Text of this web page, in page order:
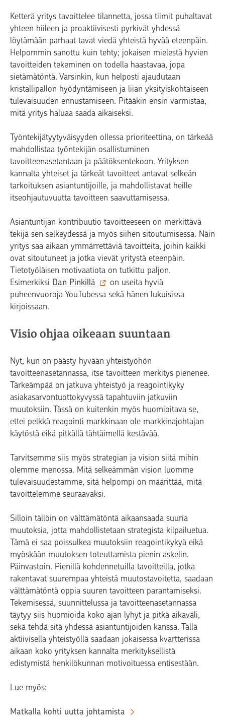
Ketterä yritys tavoittelee tilannetta, jossa tiimit puhaltavat
yhteen hiileen ja proaktiivisesti pyrkivät yhdessä
löytämään parhaat tavat viedä yhteistä hyvää eteenpäin.
Helpommin sanottu kuin tehty; jokaisen mielestä hyvien
tavoitteiden tekeminen on todella haastavaa, jopa
sietämätöntä. Varsinkin, kun helposti ajaudutaan
kristallipallon hyödyntämiseen ja liian yksityiskohtaiseen
tulevaisuuden ennustamiseen. Pitääkin ensin varmistaa,
mitä yritys haluaa saada aikaiseksi.
Työntekijätyytyväisyyden ollessa prioriteettina, on tärkeää
mahdollistaa työntekijän osallistuminen
tavoitteenasetantaan ja päätöksentekoon. Yrityksen
kannalta yhteiset ja tärkeät tavoitteet antavat selkeän
tarkoituksen asiantuntijoille, ja mahdollistavat heille
itseohjautuvuutta tavoitteen saavuttamisessa.
Asiantuntijan kontribuutio tavoitteeseen on merkittävä
tekijä sen selkeydessä ja myös siihen sitoutumisessa. Näin
yritys saa aikaan ymmärrettäviä tavoitteita, joihin kaikki
ovat sitoutuneet ja jotka vievät yritystä eteenpäin.
Tietotyöläisen motivaatiota on tutkittu paljon.
Esimerkiksi Dan Pinkillä
on useita hyviä
puheenvuoroja YouTubessa sekä hänen lukuisissa
kirjoissaan.
Visio ohjaa oikeaan suuntaan
Nyt, kun on päästy hyvään yhteistyöhön
tavoitteenasetannassa, itse tavoitteen merkitys pienenee.
Tärkeämpää on jatkuva yhteistyö ja reagointikyky
asiakasarvontuottokyvyssä tapahtuviin jatkuviin
muutoksiin. Tässä on kuitenkin myös huomioitava se,
ettei pelkkä reagointi markkinaan ole markkinajohtajan
käytöstä eikä pitkällä tähtäimellä kestävää.
Tarvitsemme siis myös strategian ja vision siitä mihin
olemme menossa. Mitä selkeämmän vision luomme
tulevaisuudestamme, sitä helpompi on määrittää, mitä
tavoittelemme seuraavaksi.
Silloin tällöin on välttämätöntä aikaansaada suuria
muutoksia, jotta mahdollistetaan strategista kilpailuetua.
Tämä ei saa poissulkea muutoksiin reagointikykyä eikä
myöskään muutoksen toteuttamista pienin askelin.
Päinvastoin. Pienillä kohdennetuilla tavoitteilla, jotka
rakentavat suurempaa yhteistä muutostavoitetta, saadaan
välttämätöntä oppia suuren tavoitteen parantamiseksi.
Tekemisessä, suunnittelussa ja tavoitteenasetannassa
täytyy siis huomioida koko ajan lyhyt ja pitkä aikaväli,
sekä tehdä sitä yhdessä asiantuntijoiden kanssa. Tällä
aktiivisella yhteistyöllä saadaan jokaisessa kvartterissa
aikaan koko yrityksen kannalta merkityksellistä
edistymistä henkilökunnan motivoituessa entisestään.
Lue myös:
Matkalla kohti uutta johtamista